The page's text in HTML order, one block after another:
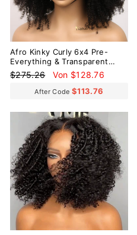
Afro Kinky Curly 6x4 Pre-
Everything & Transparent
Lace Wear Go Glueless
Perücke
Normaler
$275.26 Sonderpreis
Von $128.76
After Code $113.76